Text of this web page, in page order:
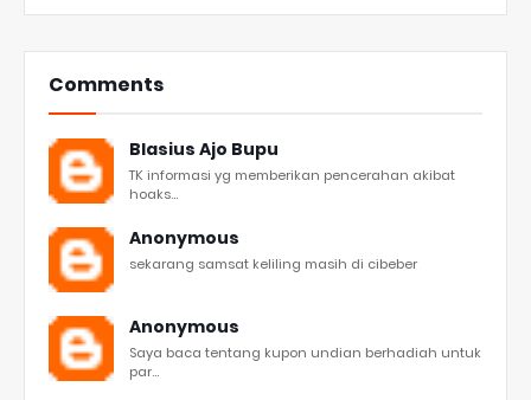
Comments
Blasius Ajo Bupu
TK informasi yg memberikan pencerahan akibat
hoaks...
Anonymous
sekarang samsat keliling masih di cibeber
Anonymous
Saya baca tentang kupon undian berhadiah untuk
par...